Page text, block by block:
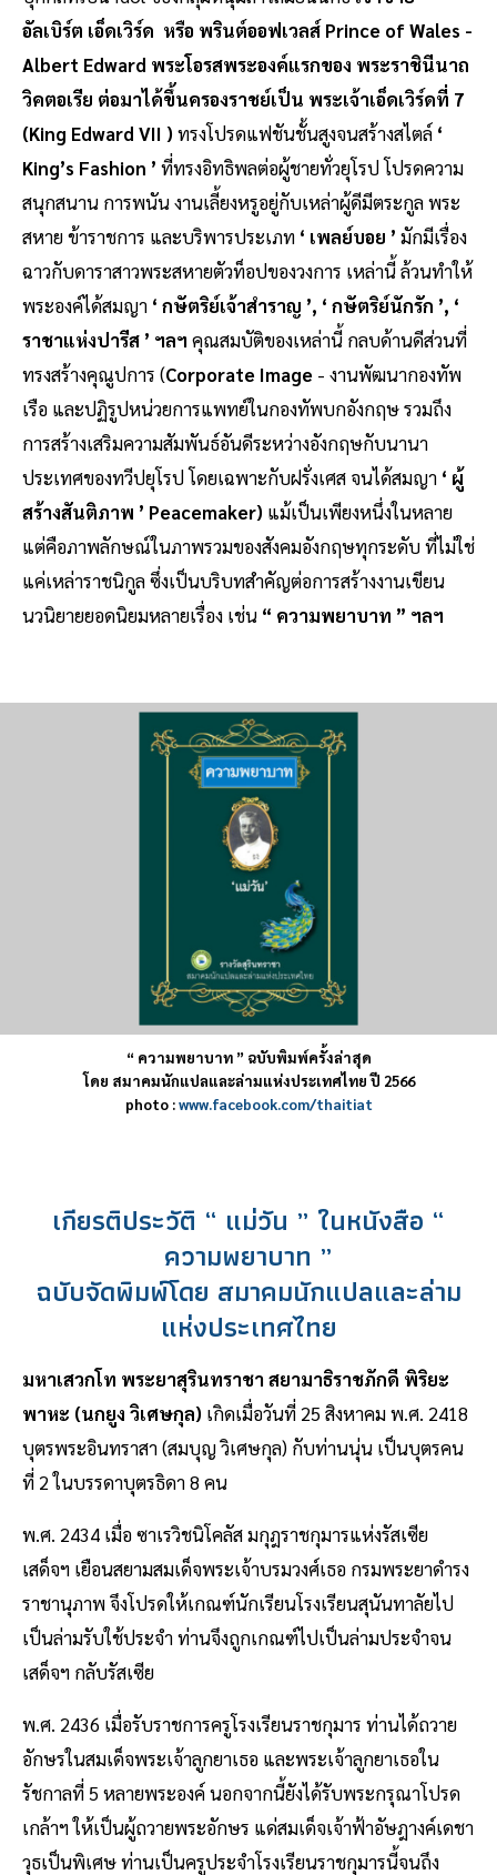
อัลเบิร์ต เอ็ดเวิร์ด หรือ พรินต์ออฟเวลส์ Prince of Wales -
Albert Edward พระโอรสพระองค์แรกของ พระราชินีนาถ
วิคตอเรีย ต่อมาได้ขึ้นครองราชย์เป็น พระเจ้าเอ็ดเวิร์ดที่ 7
(King Edward VII ) ทรงโปรดแฟชันชั้นสูงจนสร้างสไตล์ ‘
King’s Fashion ’ ที่ทรงอิทธิพลต่อผู้ชายทั่วยุโรป โปรดความ
สนุกสนาน การพนัน งานเลี้ยงหรูอยู่กับเหล่าผู้ดีมีตระกูล พระ
สหาย ข้าราชการ และบริพารประเภท ‘ เพลย์บอย ’ มักมีเรื่อง
ฉาวกับดาราสาวพระสหายตัวท็อปของวงการ เหล่านี้ ล้วนทำให้
พระองค์ได้สมญา ‘ กษัตริย์เจ้าสำราญ ’, ‘ กษัตริย์นักรัก ’, ‘
ราชาแห่งปารีส ’ ฯลฯ คุณสมบัติของเหล่านี้ กลบด้านดีส่วนที่
ทรงสร้างคุณูปการ (Corporate Image - งานพัฒนากองทัพ
เรือ และปฏิรูปหน่วยการแพทย์ในกองทัพบกอังกฤษ รวมถึง
การสร้างเสริมความสัมพันธ์อันดีระหว่างอังกฤษกับนานา
ประเทศของทวีปยุโรป โดยเฉพาะกับฝรั่งเศส จนได้สมญา ‘ ผู้
สร้างสันติภาพ ’ Peacemaker) แม้เป็นเพียงหนึ่งในหลาย
แต่คือภาพลักษณ์ในภาพรวมของสังคมอังกฤษทุกระดับ ที่ไม่ใช่
แค่เหล่าราชนิกูล ซึ่งเป็นบริบทสำคัญต่อการสร้างงานเขียน
นวนิยายยอดนิยมหลายเรื่อง เช่น “ ความพยาบาท ” ฯลฯ
“ ความพยาบาท ” ฉบับพิมพ์ครั้งล่าสุด
โดย สมาคมนักแปลและล่ามแห่งประเทศไทย ปี 2566
photo :www.facebook.com/thaitiat
เกียรติประวัติ “ แม่วัน ” ในหนังสือ “
ความพยาบาท ”
ฉบับจัดพิมพ์โดย สมาคมนักแปลและล่าม
แห่งประเทศไทย
มหาเสวกโท พระยาสุรินทราชา สยามาธิราชภักดี พิริยะ
พาหะ (นกยูง วิเศษกุล) เกิดเมื่อวันที่ 25 สิงหาคม พ.ศ. 2418
บุตรพระอินทราสา (สมบุญ วิเศษกุล) กับท่านนุ่น เป็นบุตรคน
ที่ 2 ในบรรดาบุตรธิดา 8 คน
พ.ศ. 2434 เมื่อ ซาเรวิชนิโคลัส มกุฎราชกุมารแห่งรัสเซีย
เสด็จฯ เยือนสยามสมเด็จพระเจ้าบรมวงศ์เธอ กรมพระยาดำรง
ราชานุภาพ จึงโปรดให้เกณฑ์นักเรียนโรงเรียนสุนันทาลัยไป
เป็นล่ามรับใช้ประจำ ท่านจึงถูกเกณฑ์ไปเป็นล่ามประจำจน
เสด็จฯ กลับรัสเซีย
พ.ศ. 2436 เมื่อรับราชการครูโรงเรียนราชกุมาร ท่านได้ถวาย
อักษรในสมเด็จพระเจ้าลูกยาเธอ และพระเจ้าลูกยาเธอใน
รัชกาลที่ 5 หลายพระองค์ นอกจากนี้ยังได้รับพระกรุณาโปรด
เกล้าฯ ให้เป็นผู้ถวายพระอักษร แด่สมเด็จเจ้าฟ้าอัษฎางค์เดชา
วุธเป็นพิเศษ ท่านเป็นครูประจำโรงเรียนราชกุมารนี้จนถึง